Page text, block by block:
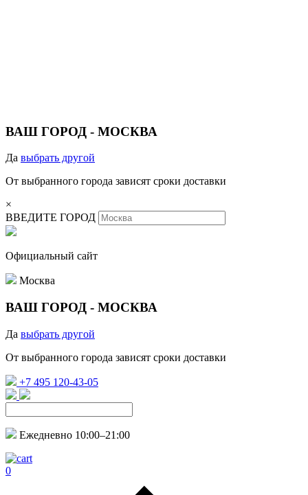
ВАШ ГОРОД - МОСКВА
Да выбрать другой
От выбранного города зависят сроки доставки
×
ВВЕДИТЕ ГОРОД
Официальный сайт
Москва
ВАШ ГОРОД - МОСКВА
Да выбрать другой
От выбранного города зависят сроки доставки
+7 495 120-43-05
Ежедневно 10:00–21:00
0